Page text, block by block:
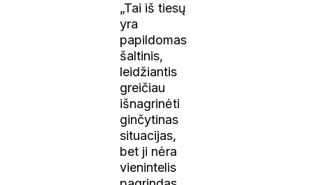
„Tai iš tiesų
yra
papildomas
šaltinis,
leidžiantis
greičiau
išnagrinėti
ginčytinas
situacijas,
bet ji nėra
vienintelis